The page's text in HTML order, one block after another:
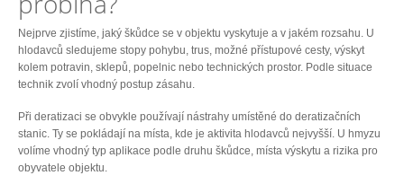
Nejprve zjistíme, jaký škůdce se v objektu vyskytuje a v jakém rozsahu. U
hlodavců sledujeme stopy pohybu, trus, možné přístupové cesty, výskyt
kolem potravin, sklepů, popelnic nebo technických prostor. Podle situace
technik zvolí vhodný postup zásahu.
Při deratizaci se obvykle používají nástrahy umístěné do deratizačních
stanic. Ty se pokládají na místa, kde je aktivita hlodavců nejvyšší. U hmyzu
volíme vhodný typ aplikace podle druhu škůdce, místa výskytu a rizika pro
obyvatele objektu.